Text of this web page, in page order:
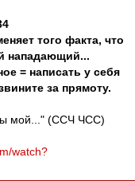
того факта, что
нападающий...
= написать у себя
за прямоту.
мой..." (ССЧ ЧСС)
watch?